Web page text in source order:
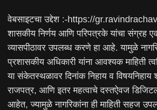
वेबसाइटचा उद्देश :-https://
शासकीय निर्णय आणि परिपत्रके यांचा संग्रह
व्यासपीठावर उपलब्ध करणे हा आहे. यामुळे
प्रशासकीय अधिकारी यांना आवश्यक माहिती
या संकेतस्थळावर दिनांक निहाय व विषयनिहाय
राजपत्र, आणि इतर महत्वाचे दस्तऐवज
आहेत, ज्यामुळे नागरिकांना ही माहिती सहज